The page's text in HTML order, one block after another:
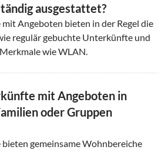
ausgestattet?
Angeboten bieten in der Regel die
regulär gebuchte Unterkünfte und
wie WLAN.
mit Angeboten in
oder Gruppen
gemeinsame Wohnbereiche